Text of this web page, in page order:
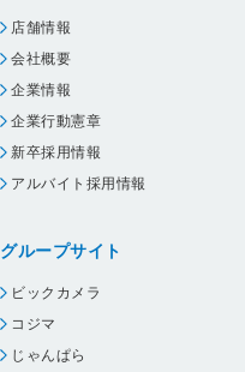
店舗情報
会社概要
企業情報
企業行動憲章
新卒採用情報
アルバイト採用情報
グループサイト
ビックカメラ
コジマ
じゃんぱら